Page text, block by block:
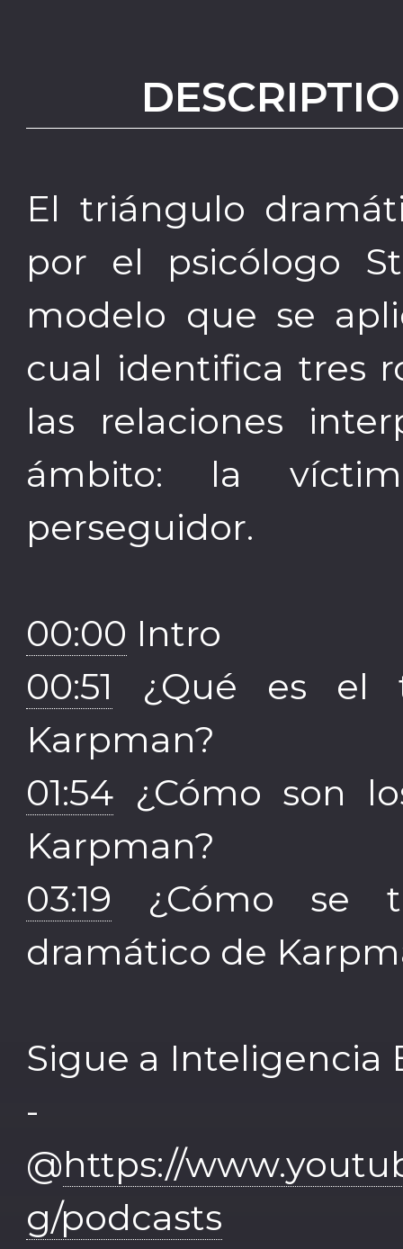
El triángulo
por el psicólogo
modelo que se
cual identifica tres
las relaciones
ámbito: la
perseguidor.
00:00 Intro
00:51 ¿Qué es el
Karpman?
01:54 ¿Cómo son
Karpman?
03:19 ¿Cómo se
dramático de
Sigue a Inteligencia
-
@https://
g/podcasts